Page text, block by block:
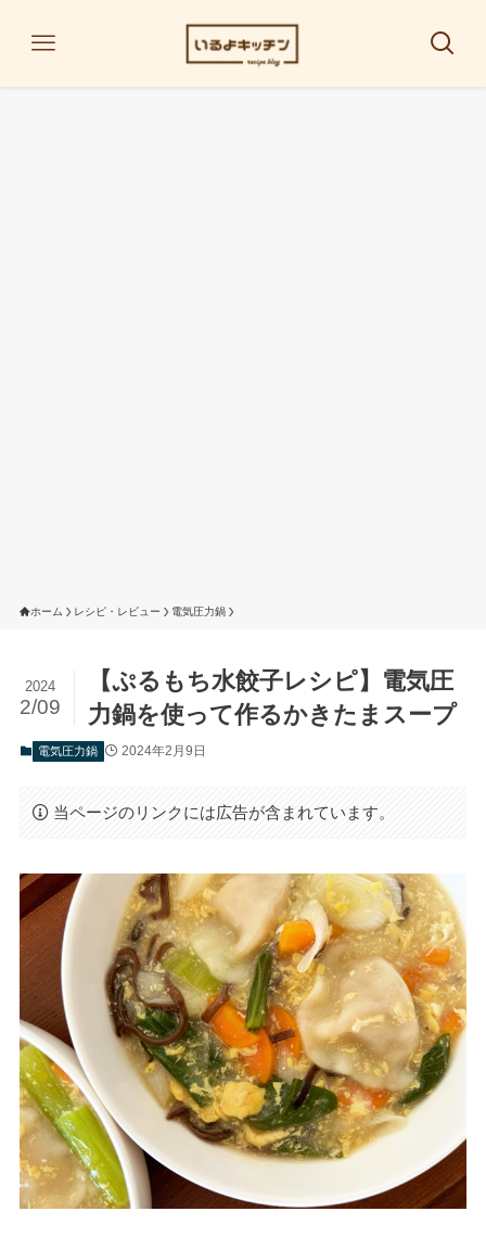
ホーム レシピ・レビュー 電気圧力鍋
【ぷるもち水餃子レシピ】電気圧
力鍋を使って作るかきたまスープ
2024
2/09
電気圧力鍋 2024年2月9日
当ページのリンクには広告が含まれています。